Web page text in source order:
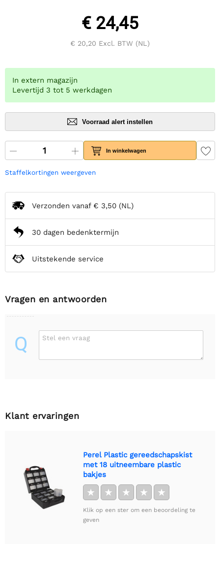
€ 24,45
€ 20,20 Excl. BTW (NL)
In extern magazijn
Levertijd 3 tot 5 werkdagen
Voorraad alert instellen
In winkelwagen
Staffelkortingen weergeven
Verzonden vanaf € 3,50 (NL)
30 dagen bedenktermijn
Uitstekende service
Vragen en antwoorden
Q Stel een vraag
Klant ervaringen
Perel Plastic gereedschapskist
met 18 uitneembare plastic
bakjes
★ ★ ★ ★ ★
Klik op een ster om een beoordeling te
geven